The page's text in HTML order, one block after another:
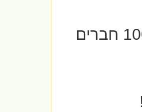
באתר חידוש עשרות אלפי דפים נצפים בחודש ומעל 1000 חברים